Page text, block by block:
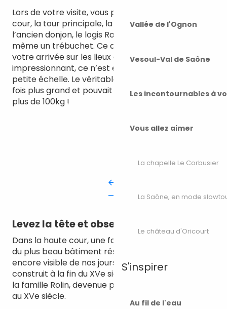
Vallée de l'Ognon
Vesoul-Val de Saône
Les incontournables à
Vous allez aimer
La chapelle Le Corbusier
La Saône, en mode
Le château d'Oricourt
S'inspirer
Au fil de l'eau
Lors de votre visite, vous pourrez admirer la haute
cour, la tour principale, la tour du fond, la tourelle,
l’ancien donjon, le logis Rolin, le colombier et
même un trébuchet. Ce dernier vous accueille dès
votre arrivée sur les lieux et même s’il est
impressionnant, ce n’est en fait qu’une réplique à
petite échelle. Le véritable engin était environ 4
fois plus grand et pouvait envoyer des boulets de
plus de 100kg !
Levez la tête et observez
Dans la haute cour, une façade gothique, vestige
du plus beau bâtiment résidentiel du château, est
encore visible de nos jours. Ce bâtiment aurait été
construit à la fin du XVe siècle par un membre de
la famille Rolin, devenue propriétaire du château
au XVe siècle.